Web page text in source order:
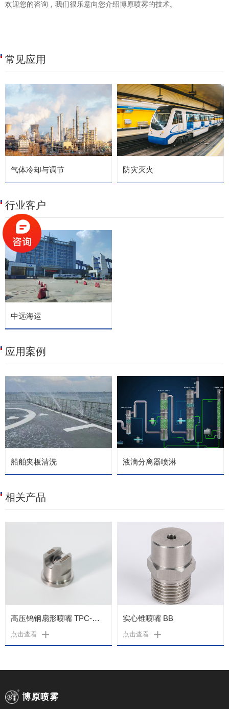
欢迎您的咨询，我们很乐意向您介绍博原喷雾的技术。
常见应用
气体冷却与调节 防灾灭火
行业客户
中远海运
应用案例
船舶夹板清洗 液滴分离器喷淋
相关产品
高压钨钢扇形喷嘴 TPC-WGX
点击查看
实心锥喷嘴 BB
点击查看
博原喷雾